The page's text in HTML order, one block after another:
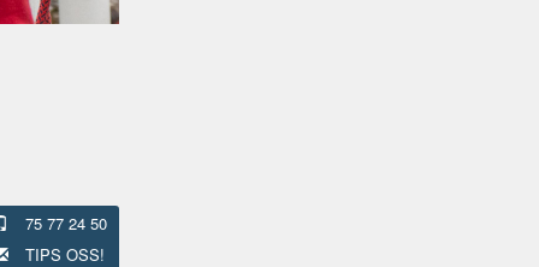
75 77 24 50
TIPS OSS!